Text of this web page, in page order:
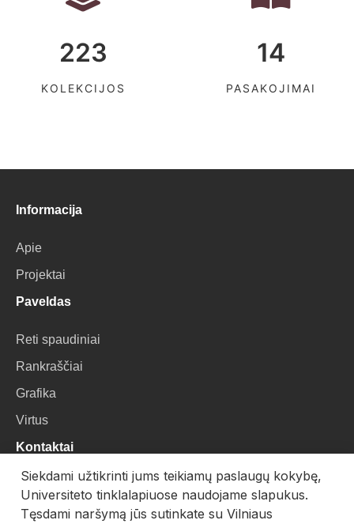
223
KOLEKCIJOS
14
PASAKOJIMAI
Informacija
Apie
Projektai
Paveldas
Reti spaudiniai
Rankraščiai
Grafika
Virtus
Kontaktai
VU Biblioteka
Universiteto g. 3, LT-01122, Vilnius
Siekdami užtikrinti jums teikiamų paslaugų kokybę,
Universiteto tinklalapiuose naudojame slapukus.
Tęsdami naršymą jūs sutinkate su Vilniaus